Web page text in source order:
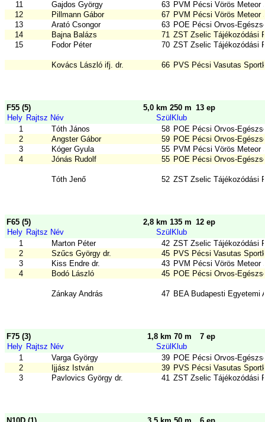
11
Gajdos György 63 PVM Pécsi Vörös Meteor
12
Pillmann Gábor 67 PVM Pécsi Vörös Meteor
13
Arató Csongor 63 POE Pécsi Orvos-
14
Bajna Balázs 71 ZST Zselic Tájékozódási
15
Fodor Péter 70 ZST Zselic Tájékozódási
Kovács László ifj. dr. 66 PVS Pécsi Vasutas
F55 (5) 5,0 km 250 m 13 ep
Hely Rajtsz Név Szül Klub
1
Tóth János 58 POE Pécsi Orvos-
2
Angster Gábor 59 POE Pécsi Orvos-
3
Kóger Gyula 55 PVM Pécsi Vörös Meteor
4
Jónás Rudolf 55 POE Pécsi Orvos-
Tóth Jenő 52 ZST Zselic Tájékozódási
F65 (5) 2,8 km 135 m 12 ep
Hely Rajtsz Név Szül Klub
1
Marton Péter 42 ZST Zselic Tájékozódási
2
Szűcs György dr. 45 PVS Pécsi Vasutas
3
Kiss Endre dr. 43 PVM Pécsi Vörös Meteor
4
Bodó László 45 POE Pécsi Orvos-
Zánkay András 47 BEA Budapesti Egyetemi
F75 (3) 1,8 km 70 m
7 ep
Hely Rajtsz Név Szül Klub
1
Varga György 39 POE Pécsi Orvos-
2
Ijjász István 39 PVS Pécsi Vasutas
3
Pavlovics György dr. 41 ZST Zselic Tájékozódási